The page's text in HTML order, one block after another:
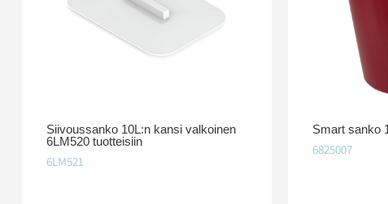
Siivoussanko 10L:n kansi valkoinen
6LM520 tuotteisiin
6LM521
Smart sanko
6825007